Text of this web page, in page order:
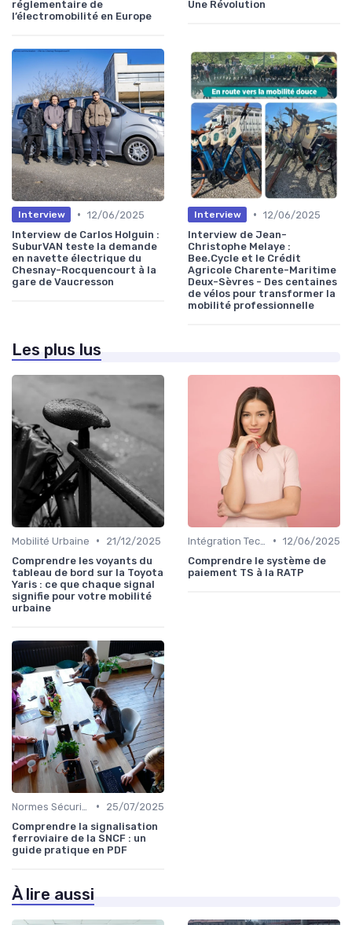
réglementaire de
l’électromobilité en Europe
Une Révolution
Interview • 12/06/2025
Interview de Carlos Holguin :
SuburVAN teste la demande
en navette électrique du
Chesnay-Rocquencourt à la
gare de Vaucresson
Interview • 12/06/2025
Interview de Jean-
Christophe Melaye :
Bee.Cycle et le Crédit
Agricole Charente-Maritime
Deux-Sèvres - Des centaines
de vélos pour transformer la
mobilité professionnelle
Les plus lus
Mobilité Urbaine •
21/12/2025
Comprendre les voyants du
tableau de bord sur la Toyota
Yaris : ce que chaque signal
signifie pour votre mobilité
urbaine
• 12/06/2025
Comprendre le système de
paiement TS à la RATP
•
25/07/2025
Comprendre la signalisation
ferroviaire de la SNCF : un
guide pratique en PDF
À lire aussi